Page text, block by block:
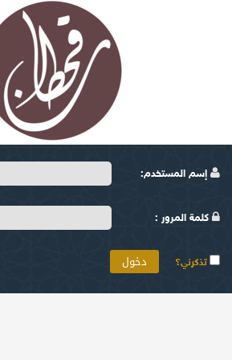
إسم المستخدم:
كلمة المرور :
تذكرني؟